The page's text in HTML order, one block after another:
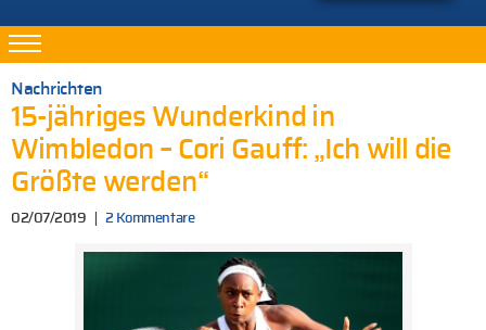
Nachrichten
15-jähriges Wunderkind in
Wimbledon – Cori Gauff: „Ich will die
Größte werden“
02/07/2019 2 Kommentare